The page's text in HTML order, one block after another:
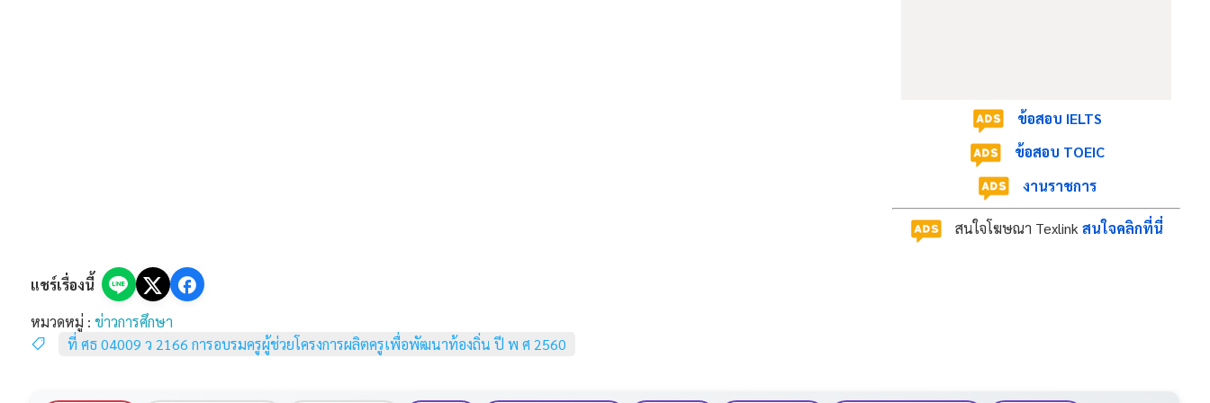
แชร์เรื่องนี้
หมวดหมู่ : ข่าวการศึกษา
ที่ ศธ 04009 ว 2166 การอบรมครูผู้ช่วยโครงการผลิตครูเพื่อพัฒนาท้องถิ่น ปี พ ศ 2560
ข้อสอบ IELTS
ข้อสอบ TOEIC
งานราชการ
สนใจโฆษณา Texlinkสนใจคลิกที่นี่